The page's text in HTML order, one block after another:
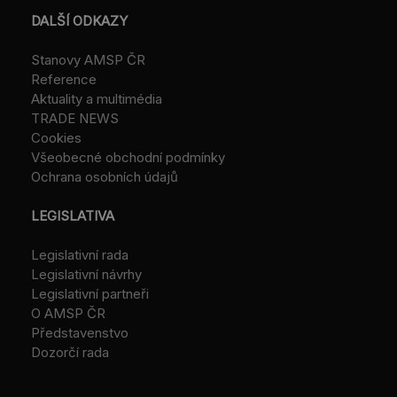
DALŠÍ ODKAZY
Stanovy AMSP ČR
Reference
Aktuality a multimédia
TRADE NEWS
Cookies
Všeobecné obchodní podmínky
Ochrana osobních údajů
LEGISLATIVA
Legislativní rada
Legislativní návrhy
Legislativní partneři
O AMSP ČR
Představenstvo
Dozorčí rada